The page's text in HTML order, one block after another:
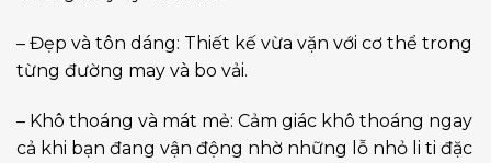
– Đẹp và tôn dáng: Thiết kế vừa vặn với cơ thể trong
từng đường may và bo vải.
– Khô thoáng và mát mẻ: Cảm giác khô thoáng ngay
cả khi bạn đang vận động nhờ những lỗ nhỏ li ti đặc